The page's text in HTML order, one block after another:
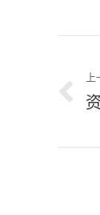
章
上
篇